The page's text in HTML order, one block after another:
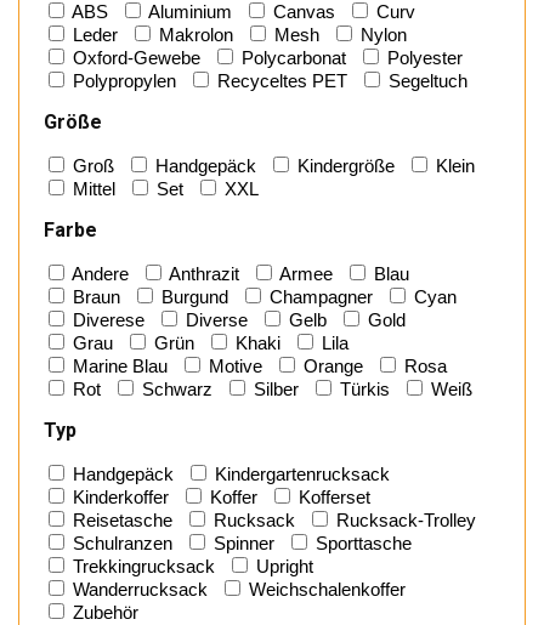
ABS Aluminium Canvas
Curv
Leder
Makrolon Mesh
Nylon
Oxford-Gewebe
Polycarbonat
Polyester
Polypropylen
Recyceltes PET Segeltuch
Größe
Groß Handgepäck Kindergröße
Klein
Mittel
Set XXL
Farbe
Andere Anthrazit Armee
Blau
Braun
Burgund Champagner
Cyan
Diverese
Diverse Gelb
Gold
Grau
Grün Khaki
Lila
Marine Blau
Motive Orange
Rosa
Rot
Schwarz Silber Türkis Weiß
Typ
Handgepäck
Kindergartenrucksack
Kinderkoffer
Koffer
Kofferset
Reisetasche
Rucksack
Rucksack-Trolley
Schulranzen
Spinner
Sporttasche
Trekkingrucksack
Upright
Wanderrucksack
Weichschalenkoffer
Zubehör